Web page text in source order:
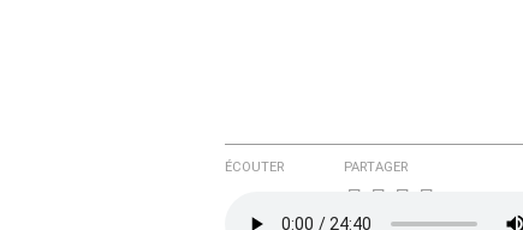
ÉCOUTER PARTAGER